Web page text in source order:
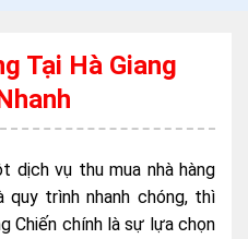
Tại Hà Giang
dịch vụ thu mua nhà hàng
quy trình nhanh chóng, thì
Chiến chính là sự lựa chọn